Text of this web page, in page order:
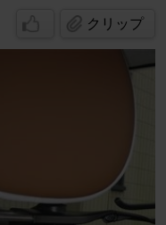
クリップ